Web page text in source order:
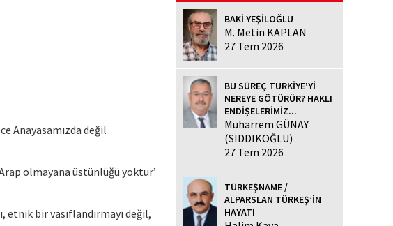
Anayasamızda değil
Arap olmayana üstünlüğü yoktur’
etnik bir vasıflandırmayı değil,
BAKİ YEŞİLOĞLU
M. Metin KAPLAN
27 Tem 2026
BU SÜREÇ TÜRKİYE’Yİ
NEREYE GÖTÜRÜR? HAKLI
ENDİŞELERİMİZ...
Muharrem GÜNAY
(SIDDIKOĞLU)
27 Tem 2026
TÜRKEŞNAME /
ALPARSLAN TÜRKEŞ’İN
HAYATI